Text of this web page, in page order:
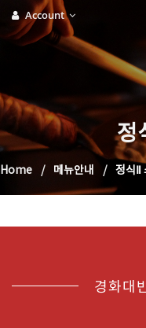
Account
정
Home 메뉴안내 정식Ⅱ
경화대